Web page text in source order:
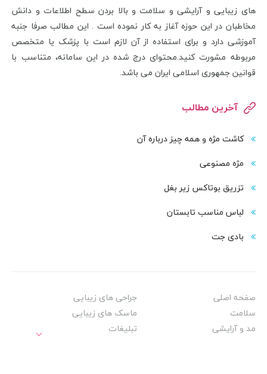
های زیبایی و آرایشی و سلامت و بالا بردن سطح اطلاعات و دانش
مخاطبان در این حوزه آغاز به کار نموده است . این مطالب صرفا جنبه
آموزشی دارد و برای استفاده از آن لازم است با پزشک یا متخصص
مربوطه مشورت کنید.محتوای درج شده در این سامانه، متناسب با
قوانین جمهوری اسلامی ایران می باشد.
آخرین مطالب
کاشت مژه و همه چیز درباره آن
مژه مصنوعی
تزریق بوتاکس زیر بغل
لباس مناسب تابستان
بادی‌ جت
صفحه اصلی
جراحی های زیبایی
سلامت
ماسک های زیبایی
مد و آرایشی
تبلیغات